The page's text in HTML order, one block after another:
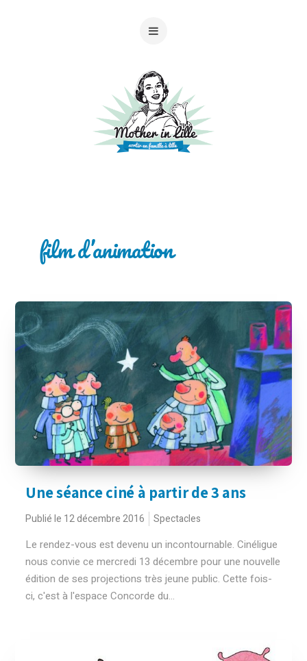
film d’animation
Une séance ciné à partir de 3 ans
Publié le 12 décembre 2016 Spectacles
Le rendez-vous est devenu un incontournable. Cinéligue
nous convie ce mercredi 13 décembre pour une nouvelle
édition de ses projections très jeune public. Cette fois-
ci, c'est à l'espace Concorde du...